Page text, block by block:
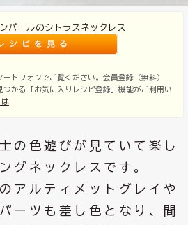
パールのシトラスネックレス
トフォンでご覧ください。会員登録（無料）
つかる「お気に入りレシピ登録」機能がご利用い
の色遊びが見ていて楽し
グネックレスです。
アルティメットグレイや
ーツも差し色となり、間